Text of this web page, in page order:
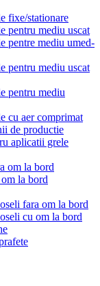
fixe/stationare
pentru mediu uscat
pentre mediu umed-
pentru mediu uscat
pentru mediu
cu aer comprimat
de productie
aplicatii grele
om la bord
la bord
fara om la bord
cu om la bord